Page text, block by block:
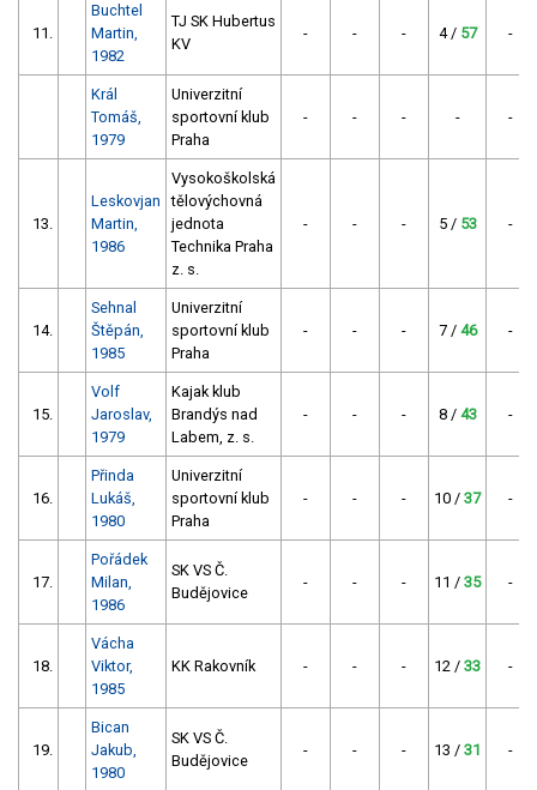
11.
Buchtel
Martin,
1982
TJ SK Hubertus
KV
- - - 4 / 57 -
Král
Tomáš,
1979
Univerzitní
sportovní klub
Praha
- - - - -
13.
Leskovjan
Martin,
1986
Vysokoškolská
tělovýchovná
jednota
Technika Praha
z. s.
- - - 5 / 53 -
14.
Sehnal
Štěpán,
1985
Univerzitní
sportovní klub
Praha
- - - 7 / 46 -
15.
Volf
Jaroslav,
1979
Kajak klub
Brandýs nad
Labem, z. s.
- - - 8 / 43 -
16.
Přinda
Lukáš,
1980
Univerzitní
sportovní klub
Praha
- - - 10 / 37 -
17.
Pořádek
Milan,
1986
SK VS Č.
Budějovice
- - - 11 / 35 -
18.
Vácha
Viktor,
1985
KK Rakovník - - - 12 / 33 -
19.
Bican
Jakub,
1980
SK VS Č.
Budějovice
- - - 13 / 31 -